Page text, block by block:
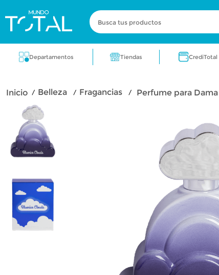
Busca tus productos
Departamentos Tiendas CrediTotal
belleza fragancias
Perfume para
Términos más buscados
zapatos para dama
lavadora